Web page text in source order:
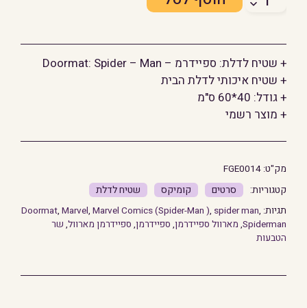
לדלת:
ספיידרמן
+ שטיח לדלת: ספיידרמ – Doormat: Spider – Man
+ שטיח איכותי לדלת הבית
+ גודל: 40*60 ס"מ
+ מוצר רשמי
מק"ט: FGE0014
סרטים קומיקס שטיח לדלת
תגיות: Doormat, Marvel, Marvel Comics (Spider-Man ), spider man,
Spiderman
, מארוול ספיידרמן, ספיידרמן, ספיידרמן מארוול, שר
הטבעות